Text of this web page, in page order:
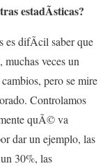
estadÃ­sticas?
es difÃ­cil saber que
veces un
pero se mire
Controlamos
quÃ© va
dar un ejemplo, las
30%, las